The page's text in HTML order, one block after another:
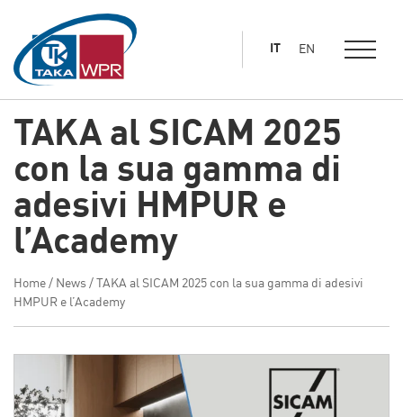
contenuto
principale
IT EN
TAKA al SICAM 2025
con la sua gamma di
adesivi HMPUR e
l’Academy
Home / News /
TAKA al SICAM 2025 con la sua gamma di adesivi
HMPUR e l’Academy